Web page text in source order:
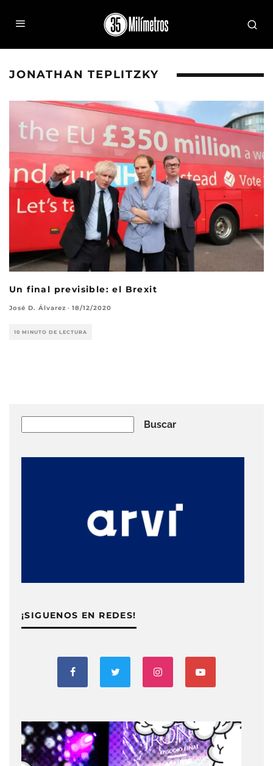
JONATHAN TEPLITZKY
Un final previsible: el Brexit
José D. Álvarez · 18/12/2020
10 MINUTO DE LECTURA
Buscar
¡SIGUENOS EN REDES!